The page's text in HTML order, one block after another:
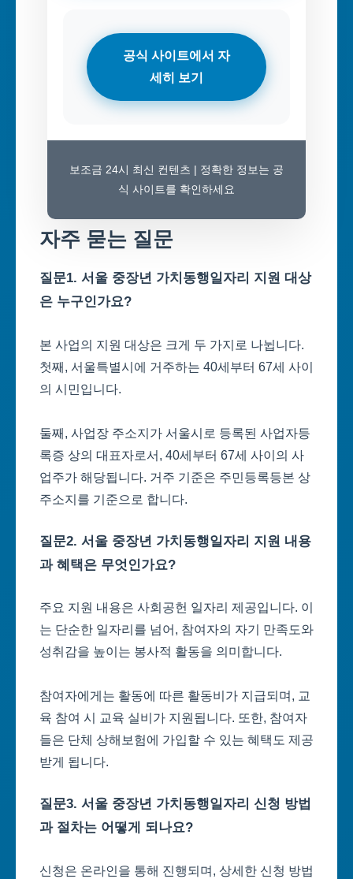
공식 사이트에서 자
세히 보기
보조금 24시 최신 컨텐츠 | 정확한 정보는 공
식 사이트를 확인하세요
자주 묻는 질문
질문1. 서울 중장년 가치동행일자리 지원 대상
은 누구인가요?
본 사업의 지원 대상은 크게 두 가지로 나뉩니다.
첫째, 서울특별시에 거주하는 40세부터 67세 사이
의 시민입니다.
둘째, 사업장 주소지가 서울시로 등록된 사업자등
록증 상의 대표자로서, 40세부터 67세 사이의 사
업주가 해당됩니다. 거주 기준은 주민등록등본 상
주소지를 기준으로 합니다.
질문2. 서울 중장년 가치동행일자리 지원 내용
과 혜택은 무엇인가요?
주요 지원 내용은 사회공헌 일자리 제공입니다. 이
는 단순한 일자리를 넘어, 참여자의 자기 만족도와
성취감을 높이는 봉사적 활동을 의미합니다.
참여자에게는 활동에 따른 활동비가 지급되며, 교
육 참여 시 교육 실비가 지원됩니다. 또한, 참여자
들은 단체 상해보험에 가입할 수 있는 혜택도 제공
받게 됩니다.
질문3. 서울 중장년 가치동행일자리 신청 방법
과 절차는 어떻게 되나요?
신청은 온라인을 통해 진행되며, 상세한 신청 방법